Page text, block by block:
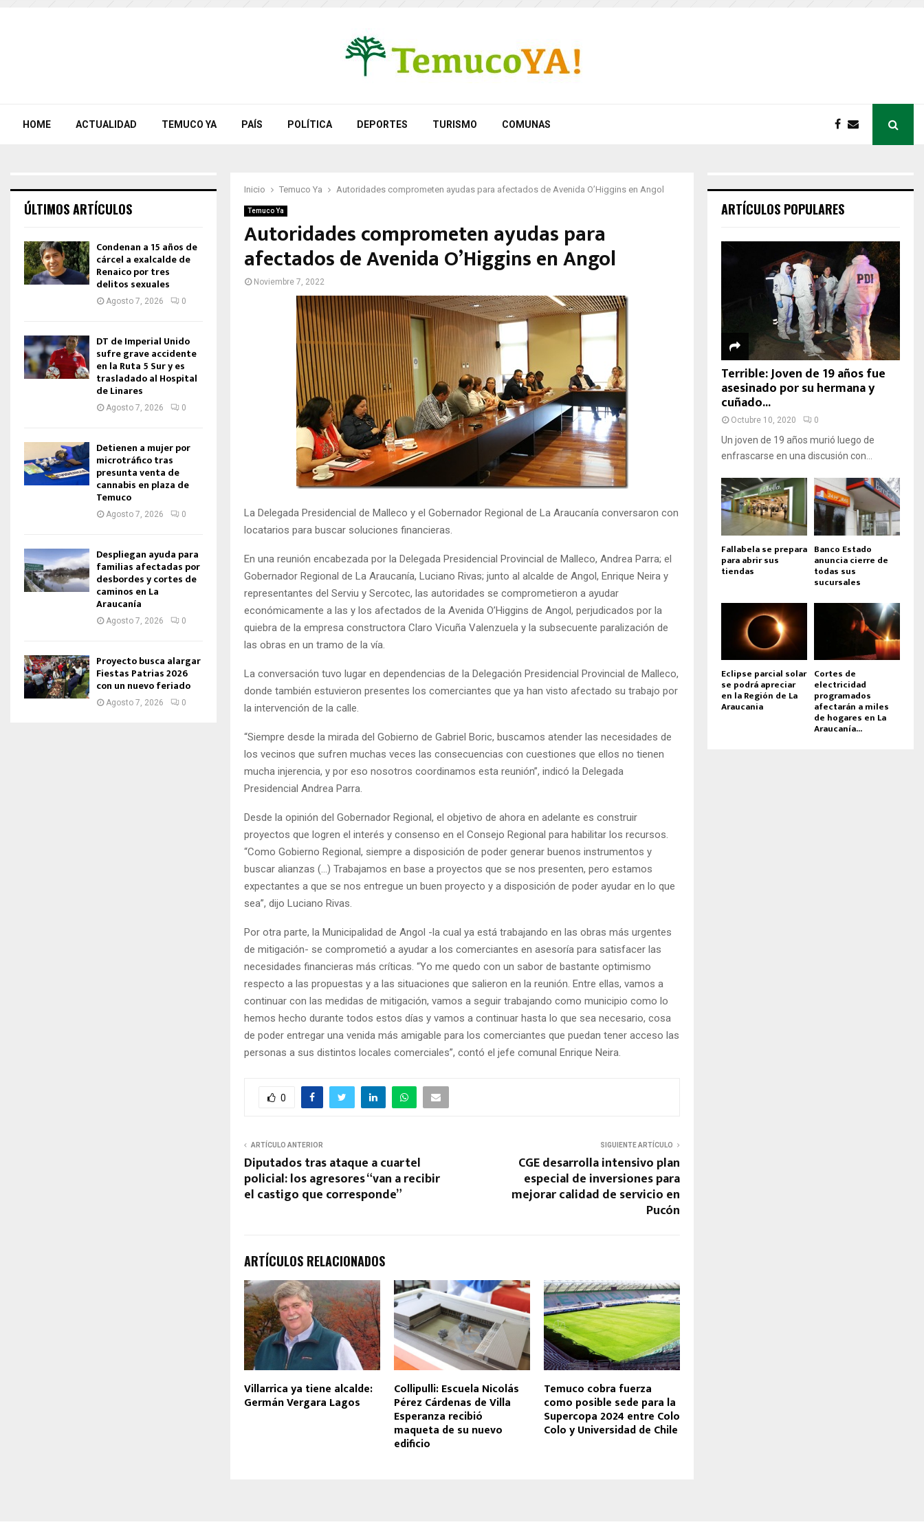
HOME ACTUALIDAD TEMUCO YA PAÍS POLÍTICA DEPORTES TURISMO COMUNAS
Inicio Temuco Ya Autoridades comprometen ayudas para afectados de Avenida O’Higgins en Angol
Temuco Ya
Autoridades comprometen ayudas para
afectados de Avenida O’Higgins en Angol
Noviembre 7, 2022
La Delegada Presidencial de Malleco y el Gobernador Regional de La Araucanía conversaron con
locatarios para buscar soluciones financieras.
En una reunión encabezada por la Delegada Presidencial Provincial de Malleco, Andrea Parra; el
Gobernador Regional de La Araucanía, Luciano Rivas; junto al alcalde de Angol, Enrique Neira y
representantes del Serviu y Sercotec, las autoridades se comprometieron a ayudar
económicamente a las y los afectados de la Avenida O’Higgins de Angol, perjudicados por la
quiebra de la empresa constructora Claro Vicuña Valenzuela y la subsecuente paralización de
las obras en un tramo de la vía.
La conversación tuvo lugar en dependencias de la Delegación Presidencial Provincial de Malleco,
donde también estuvieron presentes los comerciantes que ya han visto afectado su trabajo por
la intervención de la calle.
“Siempre desde la mirada del Gobierno de Gabriel Boric, buscamos atender las necesidades de
los vecinos que sufren muchas veces las consecuencias con cuestiones que ellos no tienen
mucha injerencia, y por eso nosotros coordinamos esta reunión”, indicó la Delegada
Presidencial Andrea Parra.
Desde la opinión del Gobernador Regional, el objetivo de ahora en adelante es construir
proyectos que logren el interés y consenso en el Consejo Regional para habilitar los recursos.
“Como Gobierno Regional, siempre a disposición de poder generar buenos instrumentos y
buscar alianzas (…) Trabajamos en base a proyectos que se nos presenten, pero estamos
expectantes a que se nos entregue un buen proyecto y a disposición de poder ayudar en lo que
sea”, dijo Luciano Rivas.
Por otra parte, la Municipalidad de Angol -la cual ya está trabajando en las obras más urgentes
de mitigación- se comprometió a ayudar a los comerciantes en asesoría para satisfacer las
necesidades financieras más críticas. “Yo me quedo con un sabor de bastante optimismo
respecto a las propuestas y a las situaciones que salieron en la reunión. Entre ellas, vamos a
continuar con las medidas de mitigación, vamos a seguir trabajando como municipio como lo
hemos hecho durante todos estos días y vamos a continuar hasta lo que sea necesario, cosa
de poder entregar una venida más amigable para los comerciantes que puedan tener acceso las
personas a sus distintos locales comerciales”, contó el jefe comunal Enrique Neira.
0
ARTÍCULO ANTERIOR
Diputados tras ataque a cuartel
policial: los agresores “van a recibir
el castigo que corresponde”
SIGUIENTE ARTÍCULO
CGE desarrolla intensivo plan
especial de inversiones para
mejorar calidad de servicio en
Pucón
ARTÍCULOS RELACIONADOS
Villarrica ya tiene alcalde:
Germán Vergara Lagos
Collipulli: Escuela Nicolás
Pérez Cárdenas de Villa
Esperanza recibió
maqueta de su nuevo
edificio
Temuco cobra fuerza
como posible sede para la
Supercopa 2024 entre Colo
Colo y Universidad de Chile
ÚLTIMOS ARTÍCULOS
Condenan a 15 años de
cárcel a exalcalde de
Renaico por tres
delitos sexuales
Agosto 7, 2026 0
DT de Imperial Unido
sufre grave accidente
en la Ruta 5 Sur y es
trasladado al Hospital
de Linares
Agosto 7, 2026 0
Detienen a mujer por
microtráfico tras
presunta venta de
cannabis en plaza de
Temuco
Agosto 7, 2026 0
Despliegan ayuda para
familias afectadas por
desbordes y cortes de
caminos en La
Araucanía
Agosto 7, 2026 0
Proyecto busca alargar
Fiestas Patrias 2026
con un nuevo feriado
Agosto 7, 2026 0
ARTÍCULOS POPULARES
Terrible: Joven de 19 años fue
asesinado por su hermana y
cuñado...
Octubre 10, 2020 0
Un joven de 19 años murió luego de
enfrascarse en una discusión con...
Fallabela se prepara
para abrir sus
tiendas
Banco Estado
anuncia cierre de
todas sus
sucursales
Eclipse parcial solar
se podrá apreciar
en la Región de La
Araucania
Cortes de
electricidad
programados
afectarán a miles
de hogares en La
Araucanía...